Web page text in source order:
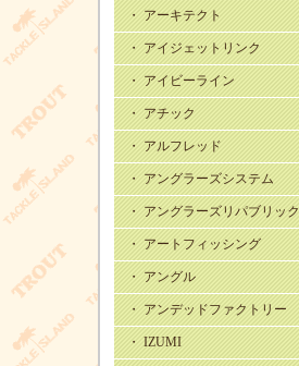
・ アーキテクト
・ アイジェットリンク
・ アイビーライン
・ アチック
・ アルフレッド
・ アングラーズシステム
・ アングラーズリパブリック
・ アートフィッシング
・ アングル
・ アンデッドファクトリー
・ IZUMI